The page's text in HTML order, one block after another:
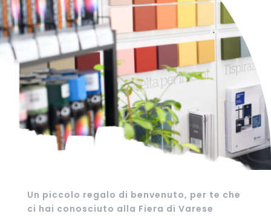
Un piccolo regalo di benvenuto, per te che
ci hai conosciuto alla Fiera di Varese